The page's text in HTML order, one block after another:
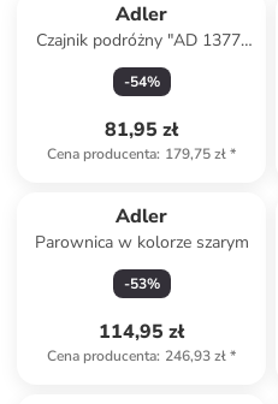
Adler
Czajnik podróżny "AD 1377"
w kolorze białym - 600 ml
-54%
81,95 zł
Cena producenta: 179,75 zł*
Adler
Parownica w kolorze szarym
-53%
114,95 zł
Cena producenta: 246,93 zł*